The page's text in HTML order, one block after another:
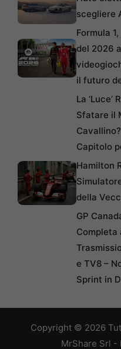
scegliere
Formula
del 2026
il futuro
La ‘Luce’
Sfatare il
Capitolo
Hamilton
della
GP
Completa
e TV8 –
Sprint in
Copyright © 2026
MrShare Srl -